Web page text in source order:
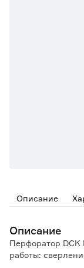
Описание
Описание
Перфоратор
работы: